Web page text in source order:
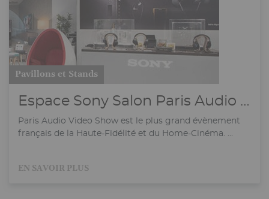
Pavillons et Stands
Espace Sony Salon Paris Audio Video Show
Paris Audio Video Show est le plus grand évènement
français de la Haute-Fidélité et du Home-Cinéma. ...
EN SAVOIR PLUS